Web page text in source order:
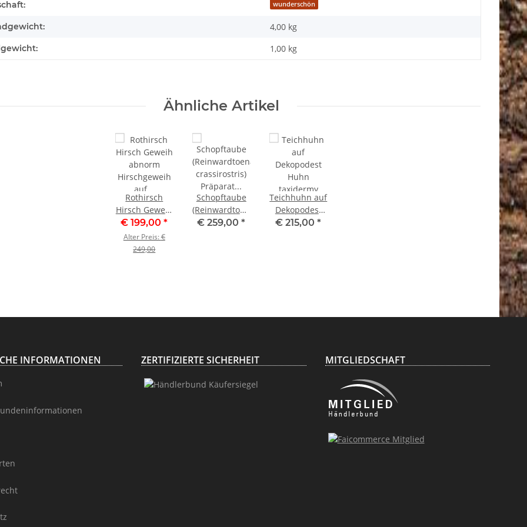
wunderschön
4,00 kg
1,00 kg
Ähnliche Artikel
Rothirsch
Hirsch Geweih
abnorm
Hirschgeweih
auf
€ 199,00*
Alter Preis:€
249,00
Schopftaube
(Reinwardtoena
crassirostris)
€ 259,00*
Teichhuhn auf
Dekopodest
Huhn
€ 215,00*
INFORMATIONEN ZERTIFIZIERTE SICHERHEIT MITGLIEDSCHAFT